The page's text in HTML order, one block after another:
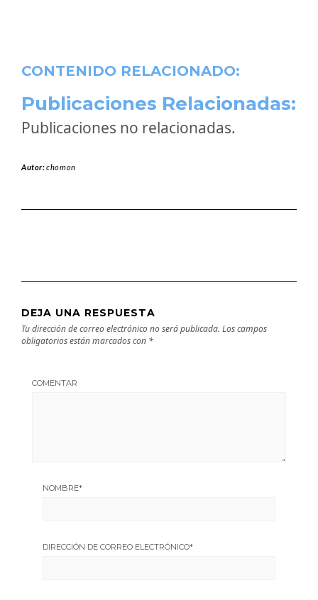
CONTENIDO RELACIONADO:
Publicaciones Relacionadas:
Publicaciones no relacionadas.
Autor:chomon
DEJA UNA RESPUESTA
Tu dirección de correo electrónico no será publicada. Los campos
obligatorios están marcados con *
COMENTAR
NOMBRE*
DIRECCIÓN DE CORREO ELECTRÓNICO*